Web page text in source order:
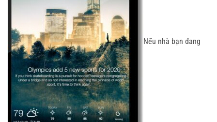
Nếu nhà bạn đang